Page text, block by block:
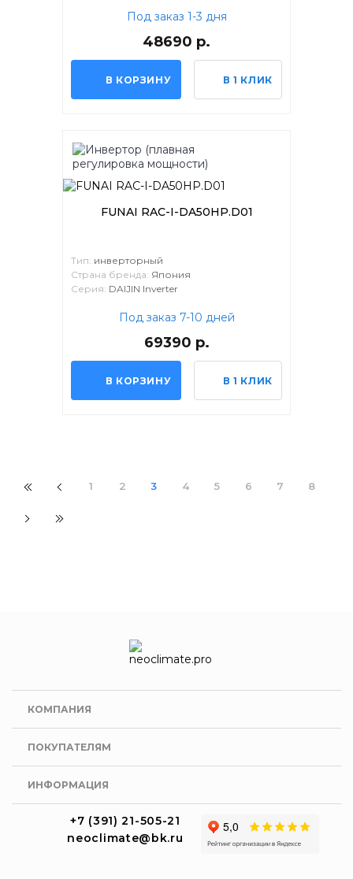
Под заказ 1-3 дня
48690 р.
В КОРЗИНУ В 1 КЛИК
FUNAI RAC-I-DA50HP.D01
Тип: инверторный
Страна бренда: Япония
Серия: DAIJIN Inverter
Под заказ 7-10 дней
69390 р.
В КОРЗИНУ В 1 КЛИК
1 2 3 4 5 6 7 8
КОМПАНИЯ
ПОКУПАТЕЛЯМ
ИНФОРМАЦИЯ
+7 (391) 21-505-21
neoclimate@bk.ru